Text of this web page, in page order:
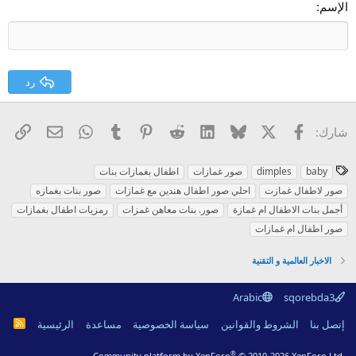
18
22
Tahoma
Times New Roman
عنوان 3
الإسم
رد
شارك: فيسبوك Bluesky
LinkedIn
Reddit
Pinterest
Tumblr
WhatsApp
البريد
ا
ل
و
س
و
baby
dimples صور غمازات
اطفال بغمازات بنات
صور لاطفال غمازت
احلي صور اطفال هندين مع غمازات
صور بنات بغمازه
أجمل بنات الاطفال ام غمازة
صور. بنات معاهن غمزات
رمزيات اطفال بغمازات
صور اطفال ام غمازات
الاخبار العالمية و التقنية
sqorebda3
Arabic
إتصل بنا
الشروط والقوانين سياسة الخصوصية مساعدة الرئيسية
R
®